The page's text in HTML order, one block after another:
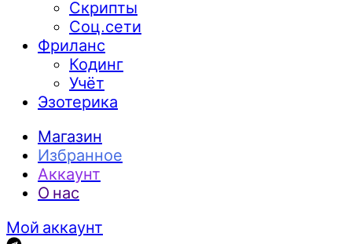
Скрипты
Соц.сети
Фриланс
Кодинг
Учёт
Эзотерика
Магазин
Избранное
Аккаунт
О нас
Мой аккаунт